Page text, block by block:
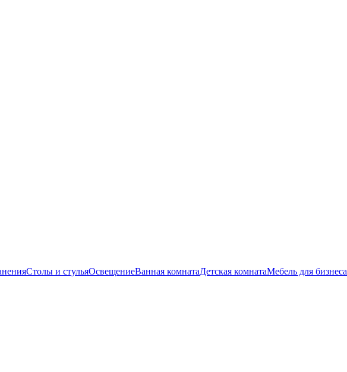
Столы и стульяОсвещениеВанная комнатаДетская комнатаМебель для бизнеса